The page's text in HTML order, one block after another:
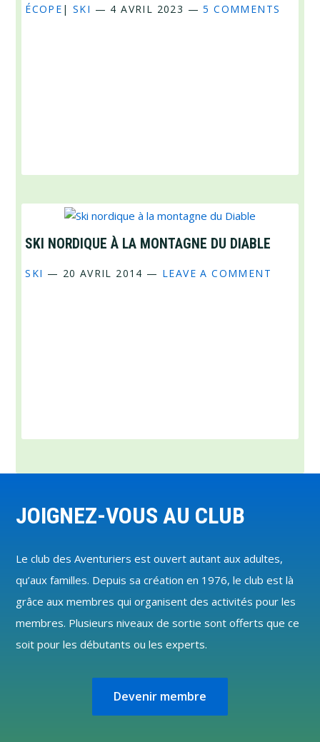
ÉCOPE | SKI — 4 AVRIL 2023 —5 COMMENTS
SKI NORDIQUE À LA MONTAGNE DU DIABLE
SKI — 20 AVRIL 2014 — LEAVE A COMMENT
Footer
JOIGNEZ-VOUS AU CLUB
Le club des Aventuriers est ouvert autant aux adultes,
qu’aux familles. Depuis sa création en 1976, le club est là
grâce aux membres qui organisent des activités pour les
membres. Plusieurs niveaux de sortie sont offerts que ce
soit pour les débutants ou les experts.
Devenir membre